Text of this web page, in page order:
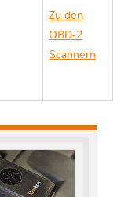
Zu den
OBD-2
Scannern